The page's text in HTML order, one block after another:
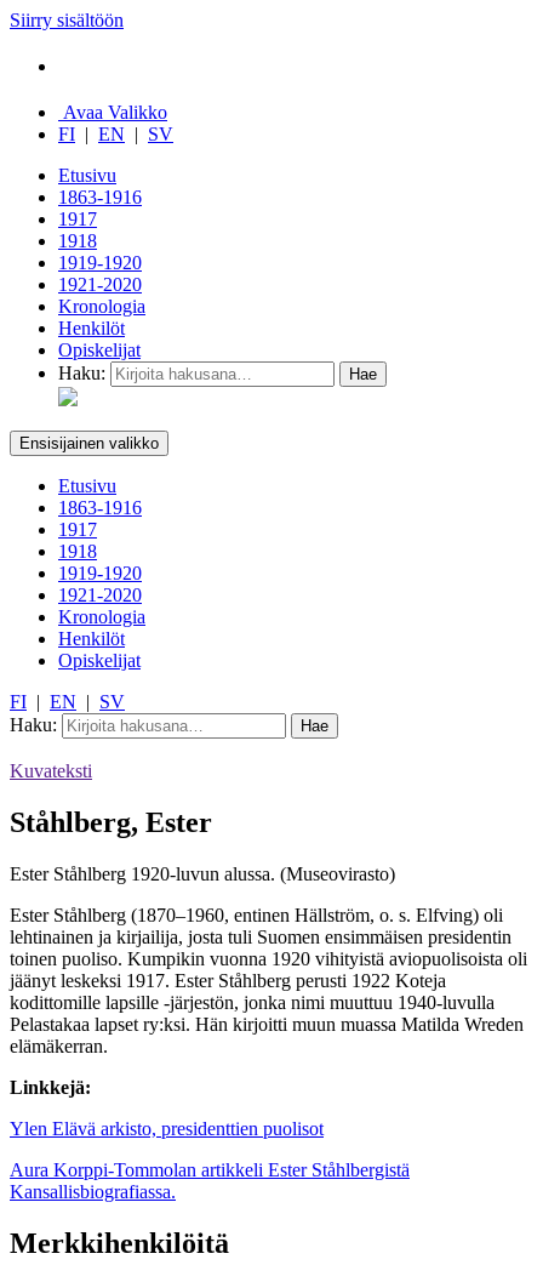
Siirry sisältöön
Avaa Valikko
FI | EN | SV
Etusivu
1863-1916
1917
1918
1919-1920
1921-2020
Kronologia
Henkilöt
Opiskelijat
Haku:
Ensisijainen valikko
Etusivu
1863-1916
1917
1918
1919-1920
1921-2020
Kronologia
Henkilöt
Opiskelijat
FI | EN | SV
Haku:
Kuvateksti
Ståhlberg, Ester
Ester Ståhlberg 1920-luvun alussa. (Museovirasto)
Ester Ståhlberg (1870–1960, entinen Hällström, o. s. Elfving) oli
lehtinainen ja kirjailija, josta tuli Suomen ensimmäisen presidentin
toinen puoliso. Kumpikin vuonna 1920 vihityistä aviopuolisoista oli
jäänyt leskeksi 1917. Ester Ståhlberg perusti 1922 Koteja
kodittomille lapsille -järjestön, jonka nimi muuttuu 1940-luvulla
Pelastakaa lapset ry:ksi. Hän kirjoitti muun muassa Matilda Wreden
elämäkerran.
Linkkejä:
Ylen Elävä arkisto, presidenttien puolisot
Aura Korppi-Tommolan artikkeli Ester Ståhlbergistä
Kansallisbiografiassa.
Merkkihenkilöitä